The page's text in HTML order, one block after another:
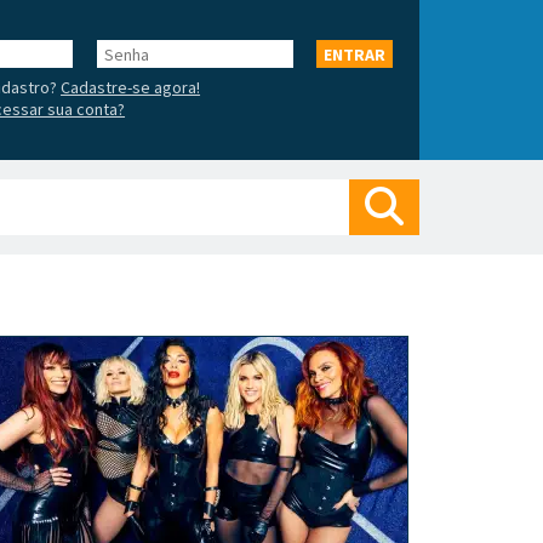
Senha
ENTRAR
Cadastre-se agora!
sua conta?